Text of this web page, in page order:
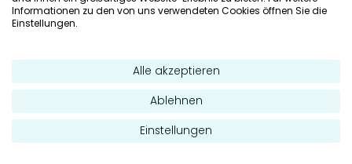
Informationen zu den von uns verwendeten Cookies öffnen Sie die
Einstellungen.
Alle akzeptieren
Ablehnen
Einstellungen